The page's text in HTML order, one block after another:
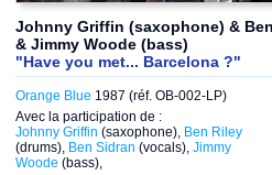
Johnny Griffin (saxophone) &
& Jimmy Woode (bass)
"Have you met... Barcelona ?"
Orange Blue 1987 (réf. OB-002-LP)
Avec la participation de :
Johnny Griffin (saxophone), Ben Riley
(drums), Ben Sidran (vocals), Jimmy
Woode (bass),